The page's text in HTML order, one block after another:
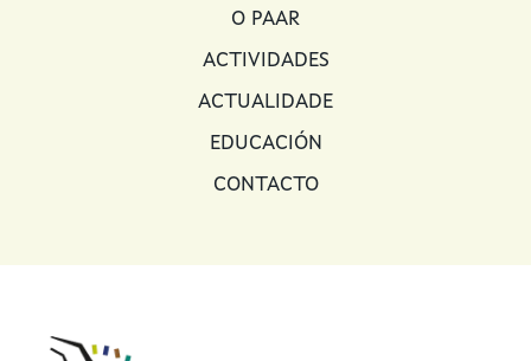
O PAAR
ACTIVIDADES
ACTUALIDADE
EDUCACIÓN
CONTACTO